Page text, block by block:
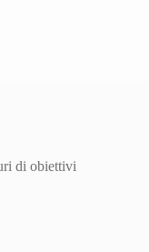
di obiettivi